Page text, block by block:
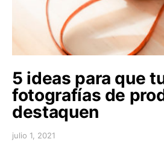
5 ideas para que
fotografías de
destaquen
julio 1, 2021